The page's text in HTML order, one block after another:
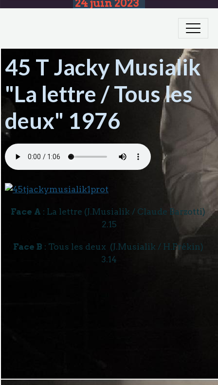
24 juin 2023
45 T Jacky Musialik
"La lettre / Tous les
deux" 1976
Face A : La lettre (J.Musialik / Claude Barzotti)
2.15
Face B : Tous les deux (J.Musialik / H.Frékin)
3.14